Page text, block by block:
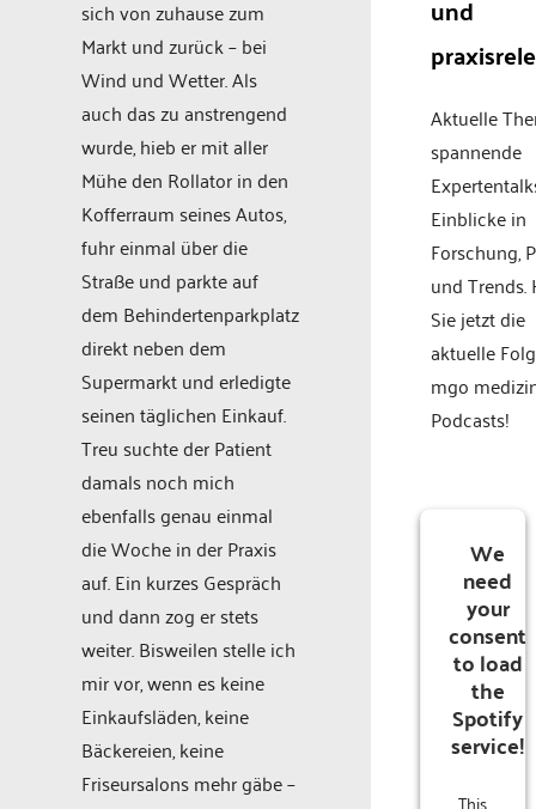
sich von zuhause zum
Markt und zurück – bei
Wind und Wetter. Als
auch das zu anstrengend
wurde, hieb er mit aller
Mühe den Rollator in den
Kofferraum seines Autos,
fuhr einmal über die
Straße und parkte auf
dem Behindertenparkplatz
direkt neben dem
Supermarkt und erledigte
seinen täglichen Einkauf.
Treu suchte der Patient
damals noch mich
ebenfalls genau einmal
die Woche in der Praxis
auf. Ein kurzes Gespräch
und dann zog er stets
weiter. Bisweilen stelle ich
mir vor, wenn es keine
Einkaufsläden, keine
Bäckereien, keine
Friseursalons mehr gäbe –
und
Aktuelle
spannende
Einblicke in
Forschung,
und Trends.
Sie jetzt die
aktuelle
mgo
Podcasts!
We
need
your
consent
to load
the
Spotify
service!
This